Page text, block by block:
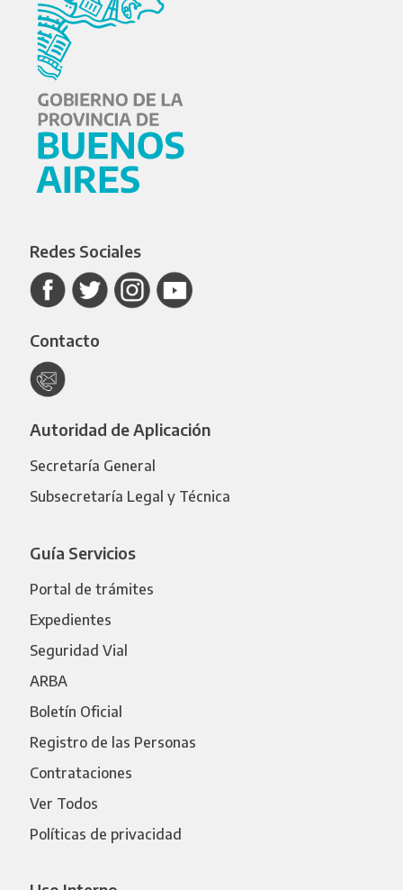
Redes Sociales
Contacto
Autoridad de Aplicación
Secretaría General
Subsecretaría Legal y Técnica
Guía Servicios
Portal de trámites
Expedientes
Seguridad Vial
ARBA
Boletín Oficial
Registro de las Personas
Contrataciones
Ver Todos
Políticas de privacidad